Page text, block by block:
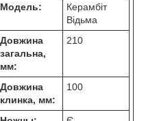
Модель:
Керамбіт
Відьма
Довжина
загальна,
мм:
210
Довжина
клинка, мм:
100